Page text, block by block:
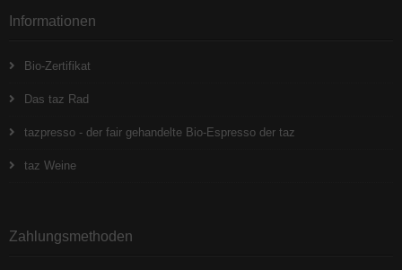
Informationen
Bio-Zertifikat
Das taz Rad
tazpresso - der fair gehandelte Bio-Espresso der taz
taz Weine
Zahlungsmethoden